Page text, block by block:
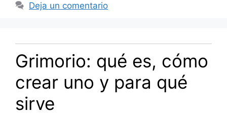
Deja un comentario
Grimorio: qué es, cómo
crear uno y para qué
sirve